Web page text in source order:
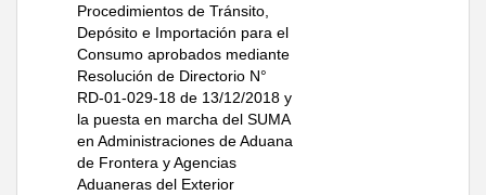
Procedimientos de Tránsito,
Depósito e Importación para el
Consumo aprobados mediante
Resolución de Directorio N°
RD-01-029-18 de 13/12/2018 y
la puesta en marcha del SUMA
en Administraciones de Aduana
de Frontera y Agencias
Aduaneras del Exterior